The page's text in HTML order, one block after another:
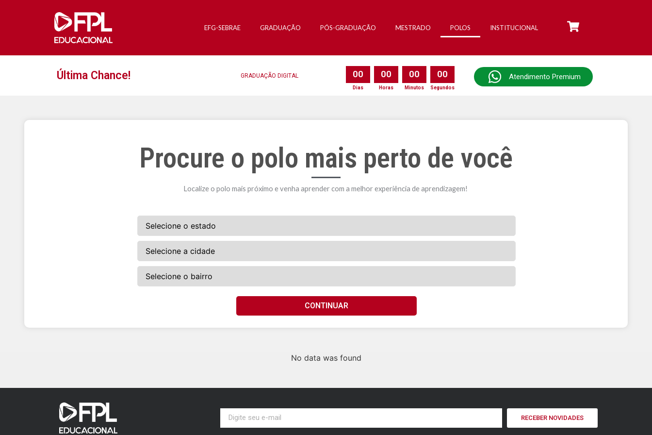
EFG-SEBRAE GRADUAÇÃO PÓS-GRADUAÇÃO MESTRADO POLOS INSTITUCIONAL
Última Chance! GRADUAÇÃO DIGITAL 00
Dias
00
Horas
00
Minutos
00
Segundos
Atendimento Premium
Procure o polo mais perto de você
Localize o polo mais próximo e venha aprender com a melhor experiência de aprendizagem!
CONTINUAR
No data was found
RECEBER NOVIDADES